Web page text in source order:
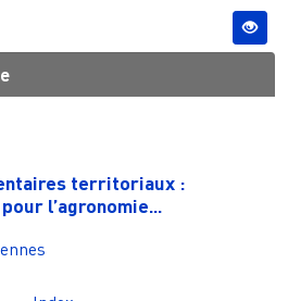
territoriaux :
l’agronomie...